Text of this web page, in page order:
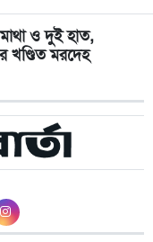
ও দুই হাত,
খণ্ডিত মরদেহ